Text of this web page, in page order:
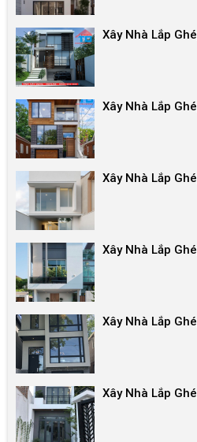
Xây Nhà Lắp
Xây Nhà Lắp
Xây Nhà Lắp
Xây Nhà Lắp
Xây Nhà Lắp
Xây Nhà Lắp